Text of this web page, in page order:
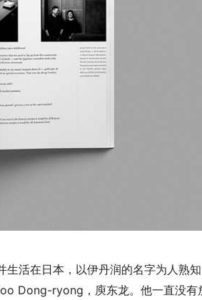
活在日本，以伊丹润的名字为人熟
Dong-ryong，庾东龙。他一直没有